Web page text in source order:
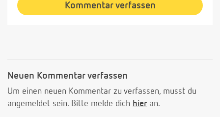
Kommentar verfassen
Neuen Kommentar verfassen
Um einen neuen Kommentar zu verfassen, musst du
angemeldet sein. Bitte melde dich hier an.